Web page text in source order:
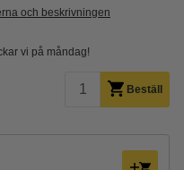
och beskrivningen
vi på måndag!
Beställ